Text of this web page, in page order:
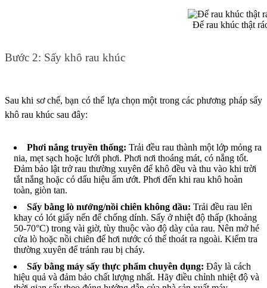
Để rau khúc thật
Bước 2: Sấy khô rau khúc
Sau khi sơ chế, bạn có thể lựa chọn một trong các phương pháp sấy
khô rau khúc sau đây:
Phơi nắng truyền thống: Trải đều rau thành một lớp mỏng ra
nia, mẹt sạch hoặc lưới phơi. Phơi nơi thoáng mát, có nắng tốt.
Đảm bảo lật trở rau thường xuyên để khô đều và thu vào khi trời
tắt nắng hoặc có dấu hiệu ẩm ướt. Phơi đến khi rau khô hoàn
toàn, giòn tan.
Sấy bằng lò nướng/nồi chiên không dầu: Trải đều rau lên
khay có lót giấy nến để chống dính. Sấy ở nhiệt độ thấp (khoảng
50-70°C) trong vài giờ, tùy thuộc vào độ dày của rau. Nên mở hé
cửa lò hoặc nồi chiên để hơi nước có thể thoát ra ngoài. Kiểm tra
thường xuyên để tránh rau bị cháy.
Sấy bằng máy sấy thực phẩm chuyên dụng: Đây là cách
hiệu quả và đảm bảo chất lượng nhất. Hãy điều chỉnh nhiệt độ và